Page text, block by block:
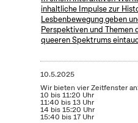
inhaltliche Impulse zur
Lesbenbewegung geben
Perspektiven und Themen
queeren Spektrums
10.5.2025
Wir bieten vier Zeitfenster an:
10 bis 11:20 Uhr
11:40 bis 13 Uhr
14 bis 15:20 Uhr
15:40 bis 17 Uhr